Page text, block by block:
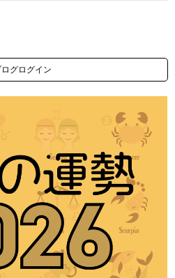
ログログイン